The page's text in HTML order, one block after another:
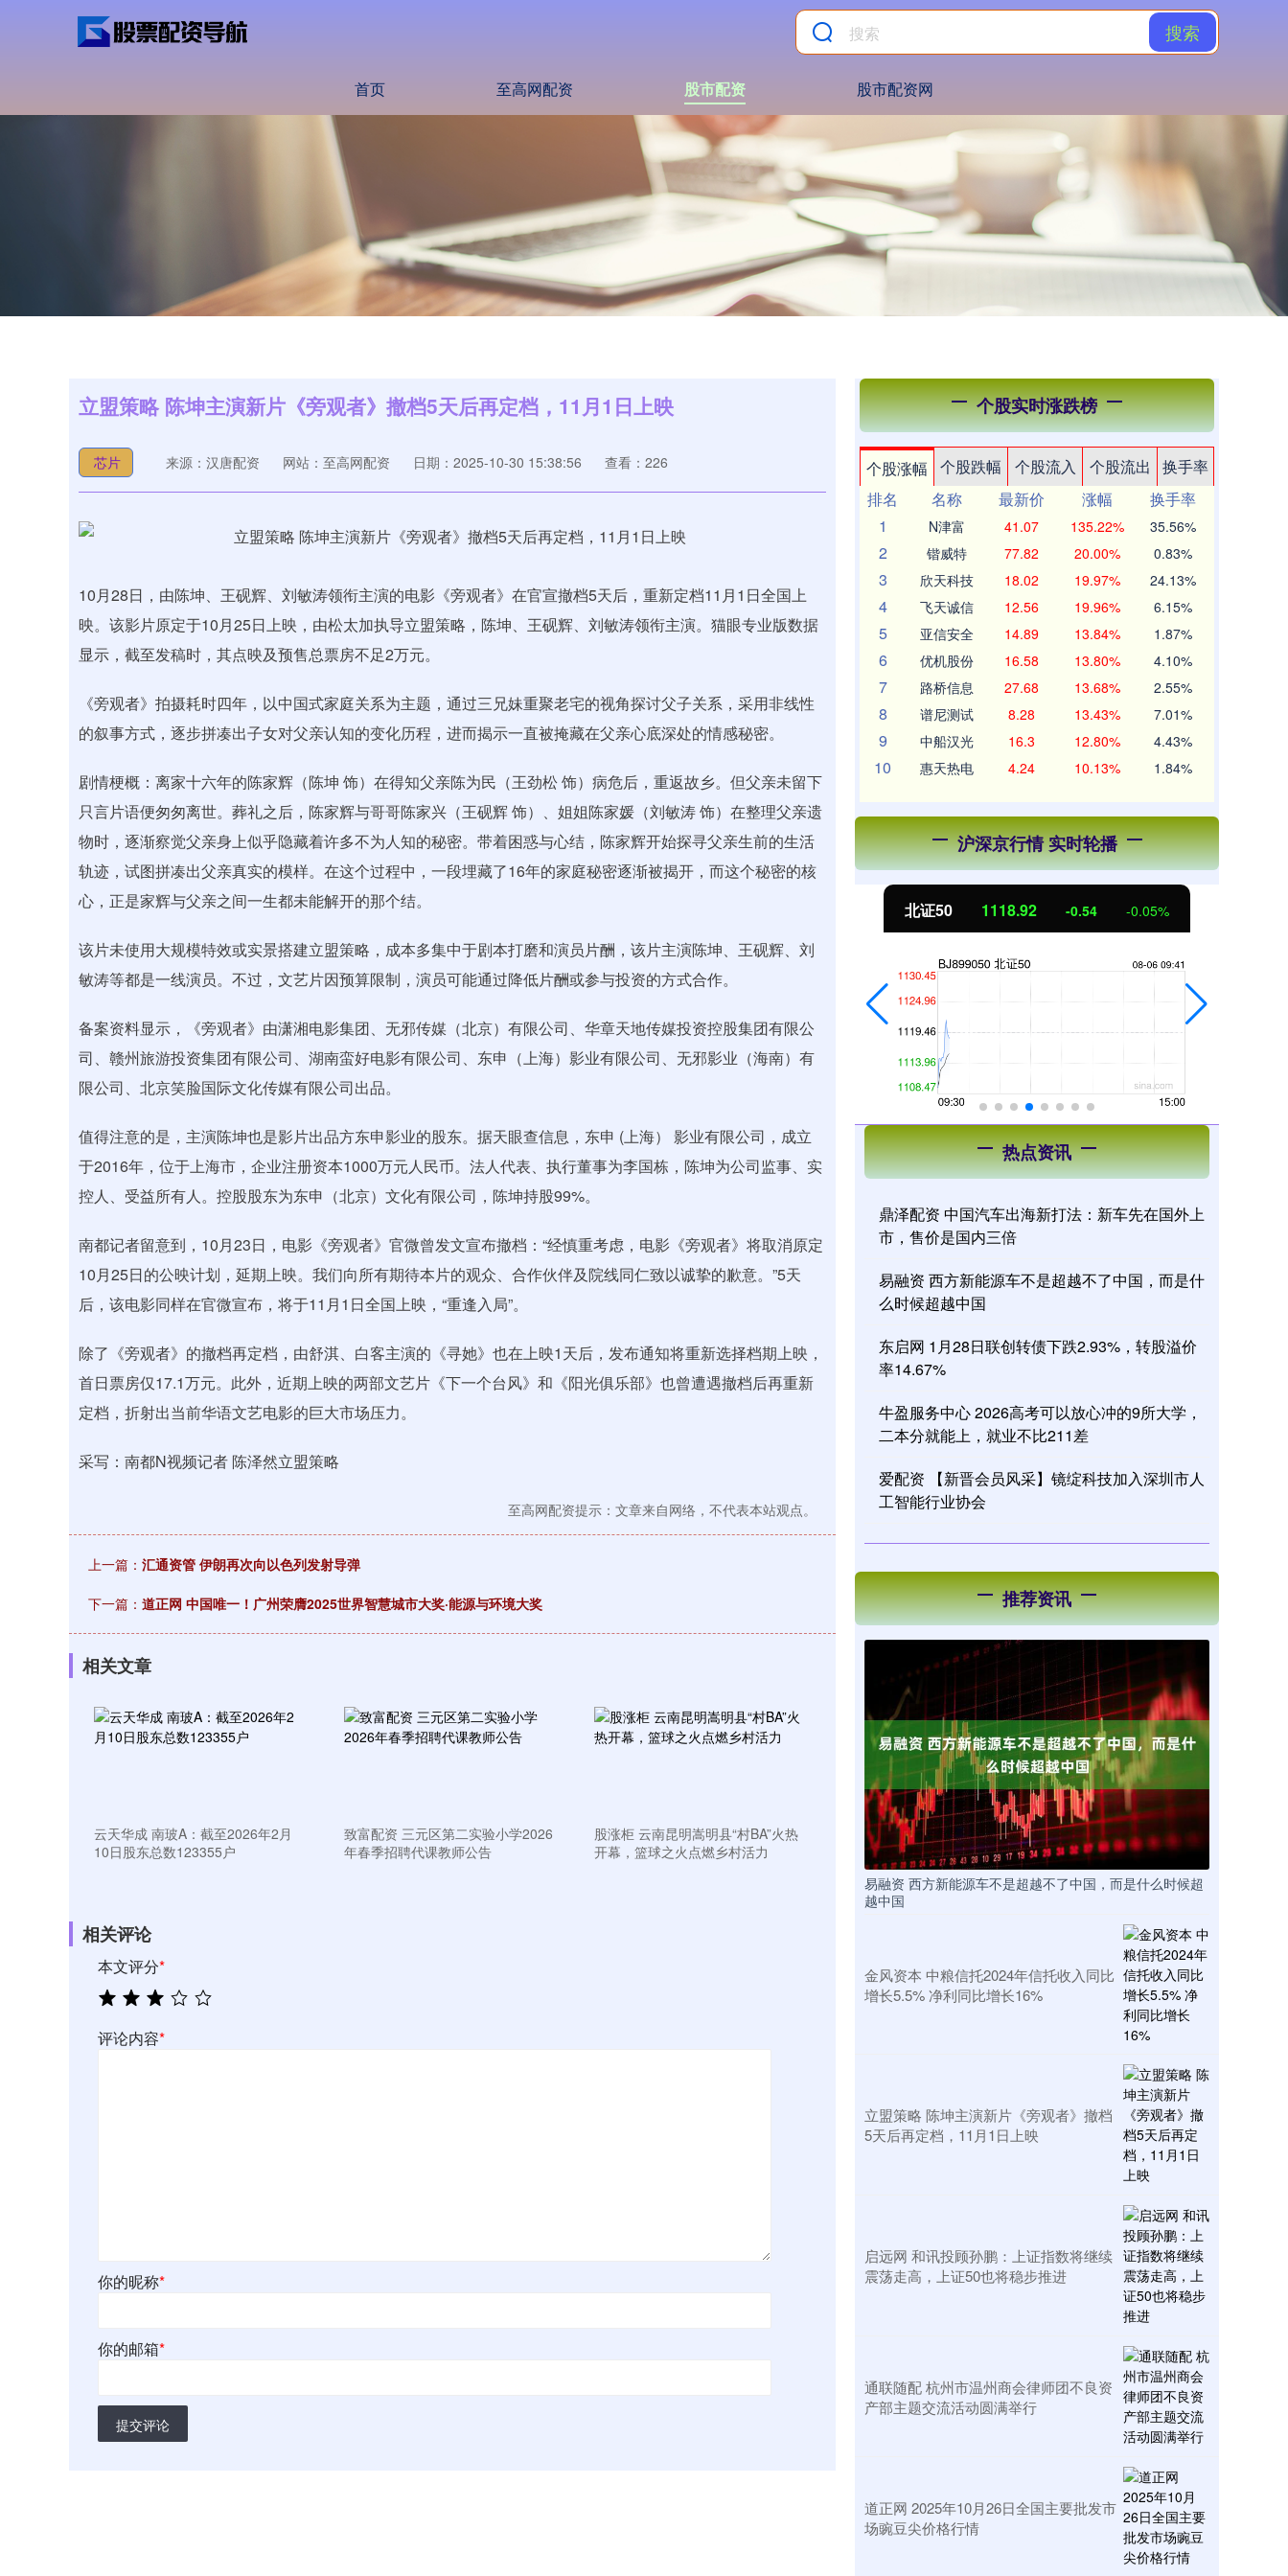
搜索
首页 至高网配资 股市配资 股市配资网
立盟策略 陈坤主演新片《旁观者》撤档5天后再定档，11月1日上映
芯片 来源：汉唐配资 网站：至高网配资 日期：2025-10-30 15:38:56 查看：226
10月28日，由陈坤、王砚辉、刘敏涛领衔主演的电影《旁观者》在官宣撤档5天后，重新定档11月1日全国上
映。该影片原定于10月25日上映，由松太加执导立盟策略，陈坤、王砚辉、刘敏涛领衔主演。猫眼专业版数据
显示，截至发稿时，其点映及预售总票房不足2万元。
《旁观者》拍摄耗时四年，以中国式家庭关系为主题，通过三兄妹重聚老宅的视角探讨父子关系，采用非线性
的叙事方式，逐步拼凑出子女对父亲认知的变化历程，进而揭示一直被掩藏在父亲心底深处的情感秘密。
剧情梗概：离家十六年的陈家辉（陈坤 饰）在得知父亲陈为民（王劲松 饰）病危后，重返故乡。但父亲未留下
只言片语便匆匆离世。葬礼之后，陈家辉与哥哥陈家兴（王砚辉 饰）、姐姐陈家媛（刘敏涛 饰）在整理父亲遗
物时，逐渐察觉父亲身上似乎隐藏着许多不为人知的秘密。带着困惑与心结，陈家辉开始探寻父亲生前的生活
轨迹，试图拼凑出父亲真实的模样。在这个过程中，一段埋藏了16年的家庭秘密逐渐被揭开，而这个秘密的核
心，正是家辉与父亲之间一生都未能解开的那个结。
该片未使用大规模特效或实景搭建立盟策略，成本多集中于剧本打磨和演员片酬，该片主演陈坤、王砚辉、刘
敏涛等都是一线演员。不过，文艺片因预算限制，演员可能通过降低片酬或参与投资的方式合作。
备案资料显示，《旁观者》由潇湘电影集团、无邪传媒（北京）有限公司、华章天地传媒投资控股集团有限公
司、赣州旅游投资集团有限公司、湖南蛮好电影有限公司、东申（上海）影业有限公司、无邪影业（海南）有
限公司、北京笑脸国际文化传媒有限公司出品。
值得注意的是，主演陈坤也是影片出品方东申影业的股东。据天眼查信息，东申 (上海） 影业有限公司，成立
于2016年，位于上海市，企业注册资本1000万元人民币。法人代表、执行董事为李国栋，陈坤为公司监事、实
控人、受益所有人。控股股东为东申（北京）文化有限公司，陈坤持股99%。
南都记者留意到，10月23日，电影《旁观者》官微曾发文宣布撤档：“经慎重考虑，电影《旁观者》将取消原定
10月25日的公映计划，延期上映。我们向所有期待本片的观众、合作伙伴及院线同仁致以诚挚的歉意。”5天
后，该电影同样在官微宣布，将于11月1日全国上映，“重逢入局”。
除了《旁观者》的撤档再定档，由舒淇、白客主演的《寻她》也在上映1天后，发布通知将重新选择档期上映，
首日票房仅17.1万元。此外，近期上映的两部文艺片《下一个台风》和《阳光俱乐部》也曾遭遇撤档后再重新
定档，折射出当前华语文艺电影的巨大市场压力。
采写：南都N视频记者 陈泽然立盟策略
至高网配资提示：文章来自网络，不代表本站观点。
上一篇： 汇通资管 伊朗再次向以色列发射导弹
下一篇： 道正网 中国唯一！广州荣膺2025世界智慧城市大奖·能源与环境大奖
相关文章
云天华成 南玻A：截至2026年2月
10日股东总数123355户
致富配资 三元区第二实验小学2026
年春季招聘代课教师公告
股涨柜 云南昆明嵩明县“村BA”火热
开幕，篮球之火点燃乡村活力
相关评论
本文评分*
评论内容*
你的昵称*
你的邮箱*
提交评论
个股实时涨跌榜
个股涨幅 个股跌幅 个股流入 个股流出
换手率
排名
名称 最新价 涨幅
换手率
1
N津富 41.07 135.22% 35.56%
2 锴威特 77.82 20.00% 0.83%
3 欣天科技 18.02 19.97% 24.13%
4 飞天诚信 12.56 19.96% 6.15%
5 亚信安全 14.89 13.84% 1.87%
6 优机股份 16.58 13.80% 4.10%
7 路桥信息 27.68 13.68% 2.55%
8 谱尼测试 8.28 13.43% 7.01%
9 中船汉光 16.3 12.80% 4.43%
10 惠天热电 4.24 10.13% 1.84%
沪深京行情 实时轮播
深证成指 14045.18 -99.02 -0.70% 北证50 1119.63 0.17 0.01%
热点资讯
鼎泽配资 中国汽车出海新打法：新车先在国外上
市，售价是国内三倍
易融资 西方新能源车不是超越不了中国，而是什
么时候超越中国
东启网 1月28日联创转债下跌2.93%，转股溢价
率14.67%
牛盈服务中心 2026高考可以放心冲的9所大学，
二本分就能上，就业不比211差
爱配资 【新晋会员风采】镜绽科技加入深圳市人
工智能行业协会
推荐资讯
易融资 西方新能源车不是超越不了中国，而是什么时候超
越中国
金风资本 中粮信托2024年信托收入同比
增长5.5% 净利同比增长16%
立盟策略 陈坤主演新片《旁观者》撤档
5天后再定档，11月1日上映
启远网 和讯投顾孙鹏：上证指数将继续
震荡走高，上证50也将稳步推进
通联随配 杭州市温州商会律师团不良资
产部主题交流活动圆满举行
道正网 2025年10月26日全国主要批发市
场豌豆尖价格行情